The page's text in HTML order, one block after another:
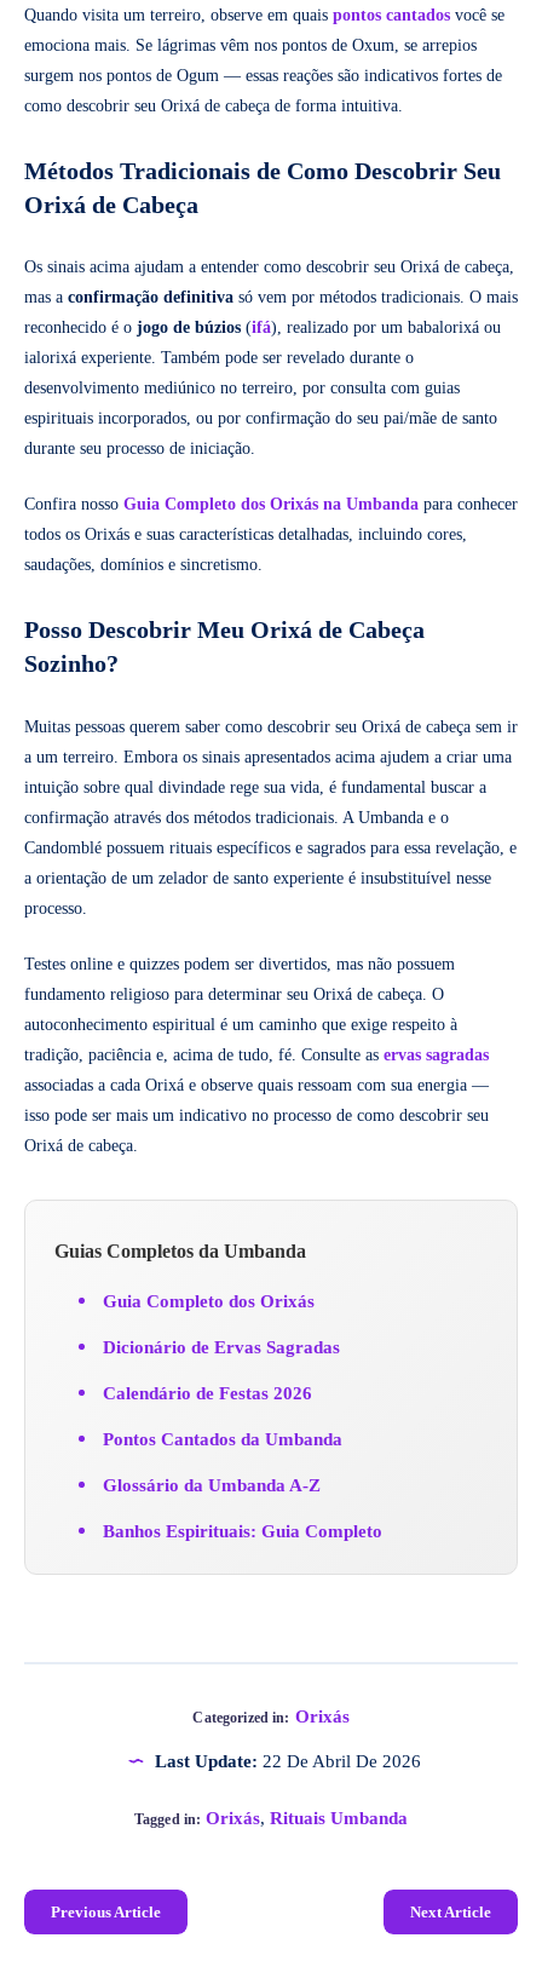
Quando visita um terreiro, observe em quais pontos cantados você se
emociona mais. Se lágrimas vêm nos pontos de Oxum, se arrepios
surgem nos pontos de Ogum — essas reações são indicativos fortes de
como descobrir seu Orixá de cabeça de forma intuitiva.
Métodos Tradicionais de Como Descobrir Seu
Orixá de Cabeça
Os sinais acima ajudam a entender como descobrir seu Orixá de cabeça,
mas a confirmação definitiva só vem por métodos tradicionais. O mais
reconhecido é o jogo de búzios (ifá), realizado por um babalorixá ou
ialorixá experiente. Também pode ser revelado durante o
desenvolvimento mediúnico no terreiro, por consulta com guias
espirituais incorporados, ou por confirmação do seu pai/mãe de santo
durante seu processo de iniciação.
Confira nosso Guia Completo dos Orixás na Umbanda para conhecer
todos os Orixás e suas características detalhadas, incluindo cores,
saudações, domínios e sincretismo.
Posso Descobrir Meu Orixá de Cabeça
Sozinho?
Muitas pessoas querem saber como descobrir seu Orixá de cabeça sem ir
a um terreiro. Embora os sinais apresentados acima ajudem a criar uma
intuição sobre qual divindade rege sua vida, é fundamental buscar a
confirmação através dos métodos tradicionais. A Umbanda e o
Candomblé possuem rituais específicos e sagrados para essa revelação, e
a orientação de um zelador de santo experiente é insubstituível nesse
processo.
Testes online e quizzes podem ser divertidos, mas não possuem
fundamento religioso para determinar seu Orixá de cabeça. O
autoconhecimento espiritual é um caminho que exige respeito à
tradição, paciência e, acima de tudo, fé. Consulte as ervas sagradas
associadas a cada Orixá e observe quais ressoam com sua energia —
isso pode ser mais um indicativo no processo de como descobrir seu
Orixá de cabeça.
Guias Completos da Umbanda
Guia Completo dos Orixás
Dicionário de Ervas Sagradas
Calendário de Festas 2026
Pontos Cantados da Umbanda
Glossário da Umbanda A-Z
Banhos Espirituais: Guia Completo
Categorized in: Orixás
Last Update: 22 De Abril De 2026
Tagged in: Orixás,Rituais Umbanda
Previous Article Next Article